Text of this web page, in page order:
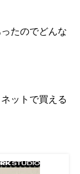
たのでどんな
ットで買える